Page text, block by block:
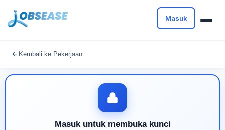
Masuk
Kembali ke Pekerjaan
Masuk untuk membuka kunci
Buat profil Anda untuk membuka kunci pencocokan